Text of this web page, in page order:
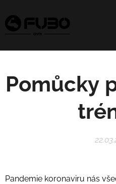
Pomůcky
Pandemie koronaviru nás